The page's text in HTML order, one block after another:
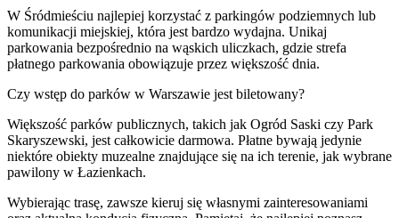
W Śródmieściu najlepiej korzystać z parkingów podziemnych lub
komunikacji miejskiej, która jest bardzo wydajna. Unikaj
parkowania bezpośrednio na wąskich uliczkach, gdzie strefa
płatnego parkowania obowiązuje przez większość dnia.
Czy wstęp do parków w Warszawie jest biletowany?
Większość parków publicznych, takich jak Ogród Saski czy Park
Skaryszewski, jest całkowicie darmowa. Płatne bywają jedynie
niektóre obiekty muzealne znajdujące się na ich terenie, jak wybrane
pawilony w Łazienkach.
Wybierając trasę, zawsze kieruj się własnymi zainteresowaniami